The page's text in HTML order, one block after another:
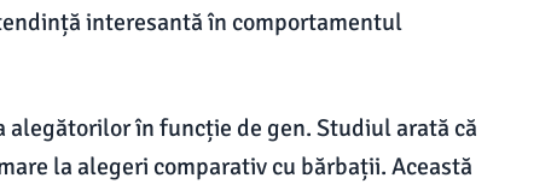
interesantă în comportamentul
în funcție de gen. Studiul arată că
la alegeri comparativ cu bărbații. Această